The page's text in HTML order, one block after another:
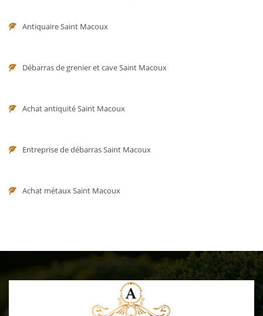
Antiquaire Saint Macoux
Débarras de grenier et cave Saint Macoux
Achat antiquité Saint Macoux
Entreprise de débarras Saint Macoux
Achat métaux Saint Macoux